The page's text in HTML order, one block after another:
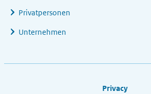
Privatpersonen
Unternehmen
Privacy